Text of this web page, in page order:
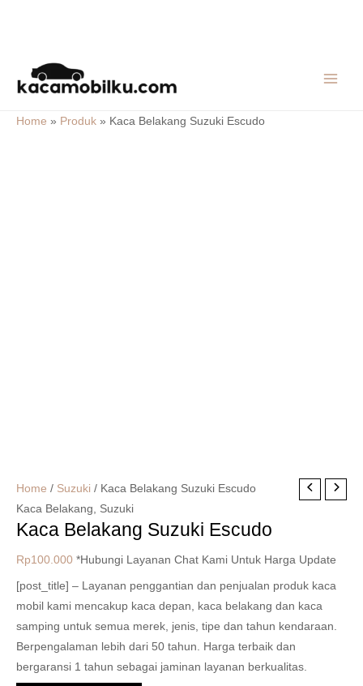
content
Home » Produk » Kaca Belakang Suzuki Escudo
Home / Suzuki / Kaca Belakang Suzuki Escudo
Kaca Belakang, Suzuki
Kaca Belakang Suzuki Escudo
Rp100.000 *Hubungi Layanan Chat Kami Untuk Harga Update
[post_title] – Layanan penggantian dan penjualan produk kaca
mobil kami mencakup kaca depan, kaca belakang dan kaca
samping untuk semua merek, jenis, tipe dan tahun kendaraan.
Berpengalaman lebih dari 50 tahun. Harga terbaik dan
bergaransi 1 tahun sebagai jaminan layanan berkualitas.